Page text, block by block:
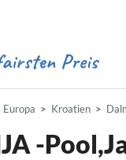
Europa Kroatien
-